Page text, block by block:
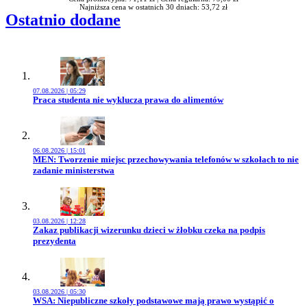
Najniższa cena w ostatnich 30 dniach: 53,72 zł
Ostatnio dodane
07.08.2026 | 05:29
Przejdź do artykułu:
Praca studenta nie wyklucza prawa do alimentów
06.08.2026 | 15:01
Przejdź do artykułu:
MEN: Tworzenie miejsc przechowywania telefonów w szkołach to nie
zadanie ministerstwa
03.08.2026 | 12:28
Przejdź do artykułu:
Zakaz publikacji wizerunku dzieci w żłobku czeka na podpis
prezydenta
03.08.2026 | 05:30
Przejdź do artykułu:
WSA: Niepubliczne szkoły podstawowe mają prawo wystąpić o